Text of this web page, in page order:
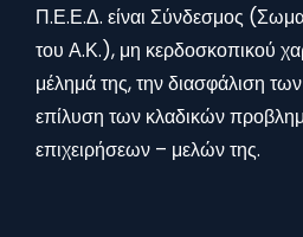
Π.Ε.Ε.Δ. είναι Σύνδεσμος
του Α.Κ.), μη κερδοσκοπικού
μέλημά της, την διασφάλιση
επίλυση των κλαδικών
επιχειρήσεων – μελών της.